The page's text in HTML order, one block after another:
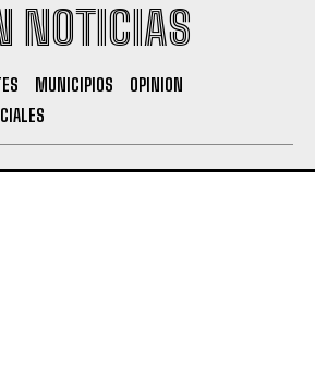
NOTICIAS
MUNICIPIOS
OPINION